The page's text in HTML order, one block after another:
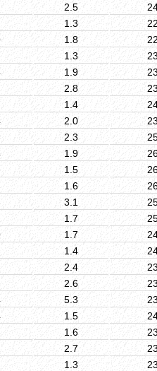
2.5
1.3
1.8
1.3
1.9
2.8
1.4
2.0
2.3
1.9
1.5
1.6
3.1
1.7
1.7
1.4
2.4
2.6
5.3
1.5
1.6
2.7
1.3